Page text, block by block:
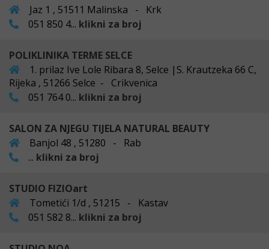
Jaz 1 , 51511 Malinska - Krk
051 850 4... klikni za broj
POLIKLINIKA TERME SELCE
1. prilaz Ive Lole Ribara 8, Selce |S. Krautzeka 66 C,
Rijeka , 51266 Selce - Crikvenica
051 764 0... klikni za broj
SALON ZA NJEGU TIJELA NATURAL BEAUTY
Banjol 48 , 51280 - Rab
... klikni za broj
STUDIO FIZIOart
Tometići 1/d , 51215 - Kastav
051 582 8... klikni za broj